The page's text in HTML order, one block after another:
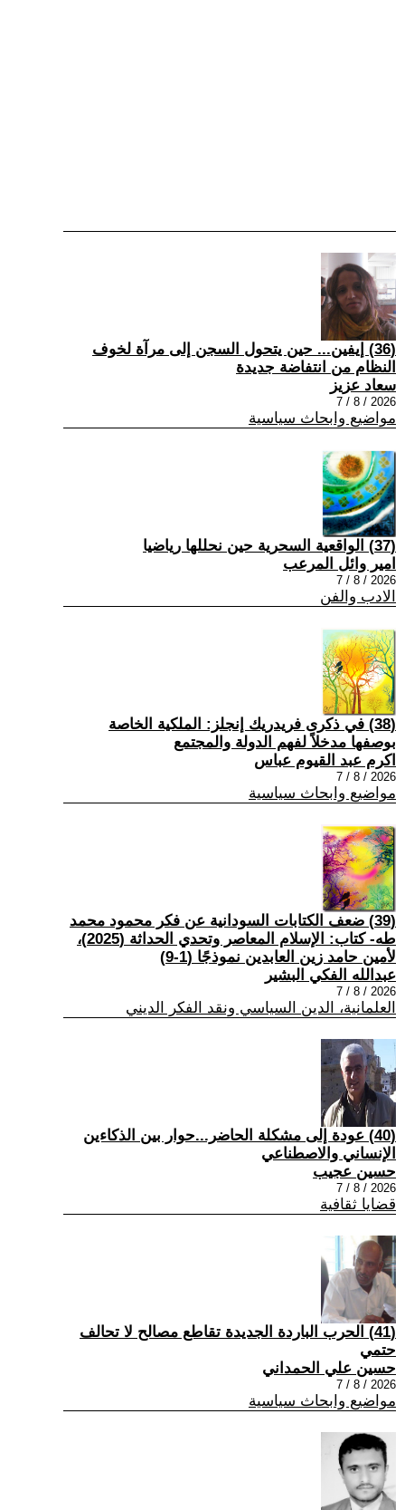
(36) إيفين... حين يتحول السجن إلى مرآة لخوف
النظام من انتفاضة جديدة
سعاد عزيز
2026 / 8 / 7
مواضيع وابحاث سياسية
(37) الواقعية السحرية حين نحللها رياضيا
امير وائل المرعب
2026 / 8 / 7
الادب والفن
(38) في ذكرى فريدريك إنجلز: الملكية الخاصة
بوصفها مدخلاً لفهم الدولة والمجتمع
اكرم عبد القيوم عباس
2026 / 8 / 7
مواضيع وابحاث سياسية
(39) ضعف الكتابات السودانية عن فكر محمود محمد
طه- كتاب: الإسلام المعاصر وتحدي الحداثة (2025)،
لأمين حامد زين العابدين نموذجًا (1-9)
عبدالله الفكي البشير
2026 / 8 / 7
العلمانية، الدين السياسي ونقد الفكر الديني
(40) عودة إلى مشكلة الحاضر...حوار بين الذكاءين
الإنساني والاصطناعي
حسين عجيب
2026 / 8 / 7
قضايا ثقافية
(41) الحرب الباردة الجديدة تقاطع مصالح لا تحالف
حتمي
حسين علي الحمداني
2026 / 8 / 7
مواضيع وابحاث سياسية